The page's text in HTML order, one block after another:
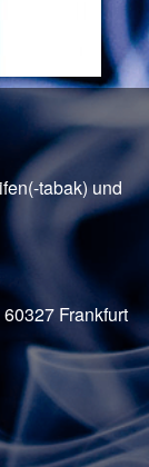
tabak) und
Frankfurt